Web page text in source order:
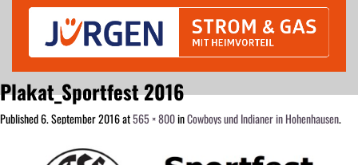
Plakat_Sportfest 2016
Published6. September 2016at565 × 800inCowboys und Indianer in Hohenhausen.